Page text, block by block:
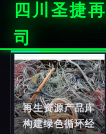
四川圣捷
司
再生资源产品库
构建绿色循环经